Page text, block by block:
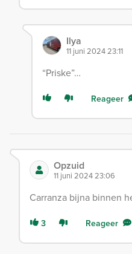
Ilya
11 juni 2024 23:11
“Priske”…
Reageer
Opzuid
11 juni 2024 23:06
Carranza bijna binnen
3 Reageer